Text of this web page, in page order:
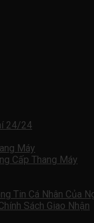
24/24
Máy
Cấp Thang Máy
Tin Cá Nhân Của
Sách Giao Nhận